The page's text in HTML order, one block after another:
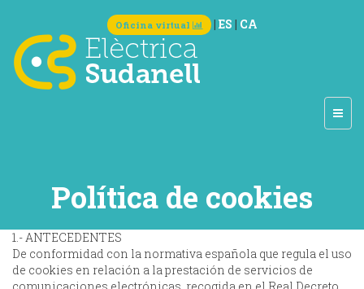
Oficina virtual | ES | CA
Política de cookies
1.- ANTECEDENTES
De conformidad con la normativa española que regula el uso
de cookies en relación a la prestación de servicios de